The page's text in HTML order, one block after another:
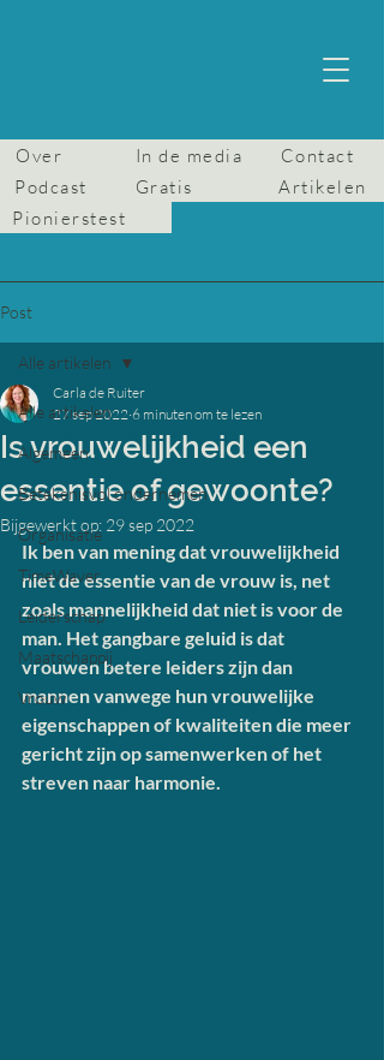
Over In de media
Contact
Podcast
Gratis
Artikelen
Pionierstest
Post
Alle artikelen
Algemeen
Betekenisvol ondernemen
Organisatie
TimeWaver
Leiderschap
Maatschappij
Vrouw
Alle artikelen
Is vrouwelijkheid een
essentie of gewoonte?
Carla de Ruiter
27 sep 2022 6 minuten om te lezen
Bijgewerkt op: 29 sep 2022
Ik ben van mening dat vrouwelijkheid
niet de essentie van de vrouw is, net
zoals mannelijkheid dat niet is voor de
man. Het gangbare geluid is dat
vrouwen betere leiders zijn dan
mannen vanwege hun vrouwelijke
eigenschappen of kwaliteiten die meer
gericht zijn op samenwerken of het
streven naar harmonie.